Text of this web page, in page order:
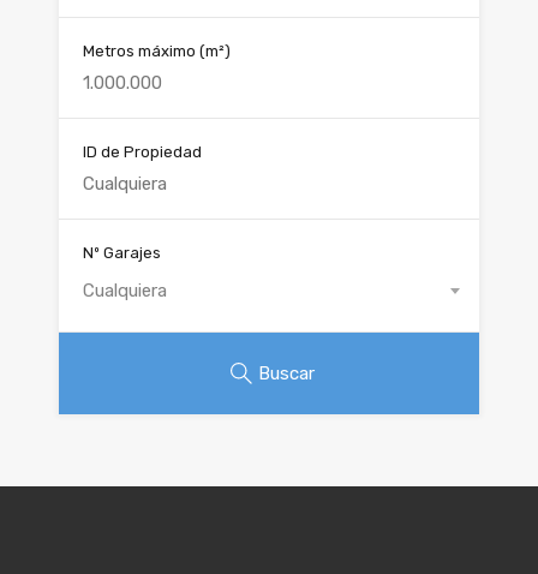
Metros máximo (m²)
ID de Propiedad
Nº Garajes
Cualquiera
Buscar